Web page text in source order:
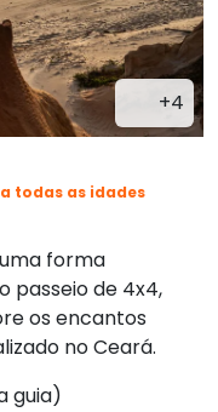
+4
todas as idades
forma
passeio de 4x4,
os encantos
no Ceará.
guia)